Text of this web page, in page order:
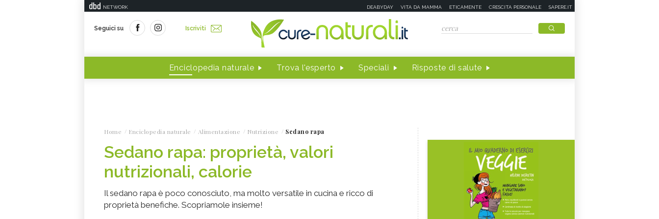
NETWORK DEABYDAY VITA DA MAMMA ETICAMENTE CRESCITA PERSONALE SAPERE.IT
Seguici su Iscriviti
Enciclopedia naturale Trova l'esperto Speciali Risposte di salute
Home Enciclopedia naturale Alimentazione Nutrizione Sedano rapa
Sedano rapa: proprietà, valori
nutrizionali, calorie
Il sedano rapa è poco conosciuto, ma molto versatile in cucina e ricco di
proprietà benefiche. Scopriamole insieme!